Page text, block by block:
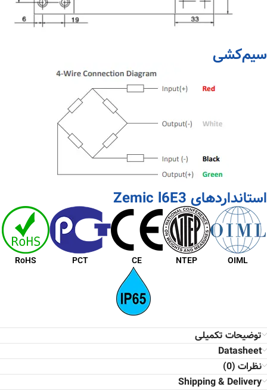
سیم‌کشی
استانداردهای Zemic l6E3
OIML
NTEP
CE
PCT
RoHS
توضیحات تکمیلی
Datasheet
نظرات (0)
Shipping & Delivery